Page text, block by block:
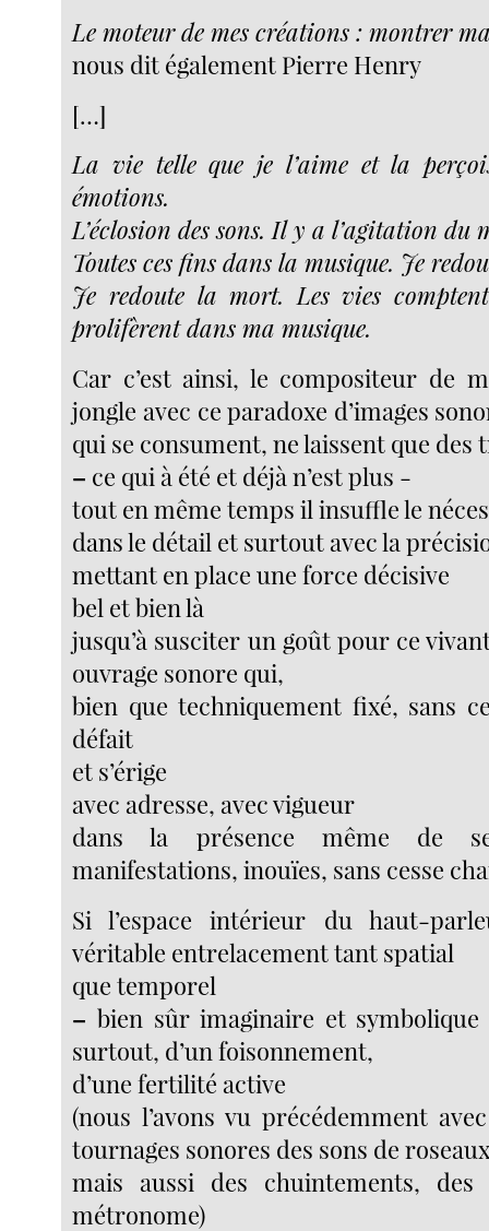
Le moteur de mes créations : montrer
nous dit également Pierre Henry
[…]
La vie telle que je l’aime et la
émotions.
L’éclosion des sons. Il y a l’agitation du
Toutes ces fins dans la musique. Je
Je redoute la mort. Les vies
prolifèrent dans ma musique.
Car c’est ainsi, le compositeur de
jongle avec ce paradoxe d’images
qui se consument, ne laissent que des
– ce qui à été et déjà n’est plus -
tout en même temps il insuffle le
dans le détail et surtout avec la
mettant en place une force décisive
bel et bien là
jusqu’à susciter un goût pour ce
ouvrage sonore qui,
bien que techniquement fixé, sans
défait
et s’érige
avec adresse, avec vigueur
dans la présence même de
manifestations, inouïes, sans cesse
Si l’espace intérieur du haut-
véritable entrelacement tant spatial
que temporel
– bien sûr imaginaire et
surtout, d’un foisonnement,
d’une fertilité active
(nous l’avons vu précédemment
tournages sonores des sons de
mais aussi des chuintements,
métronome)